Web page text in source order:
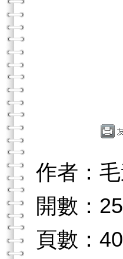
作者：
開數：25
頁數：